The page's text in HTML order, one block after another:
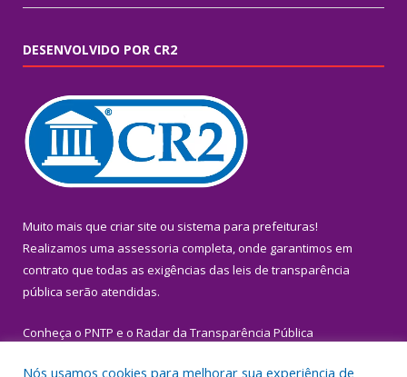
DESENVOLVIDO POR CR2
Muito mais que criar site ou sistema para prefeituras!
Realizamos uma assessoria completa, onde garantimos em
contrato que todas as exigências das leis de transparência
pública serão atendidas.
Conheça o PNTP e o Radar da Transparência Pública
Nós usamos cookies para melhorar sua experiência de